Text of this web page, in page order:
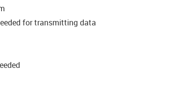
for transmitting data